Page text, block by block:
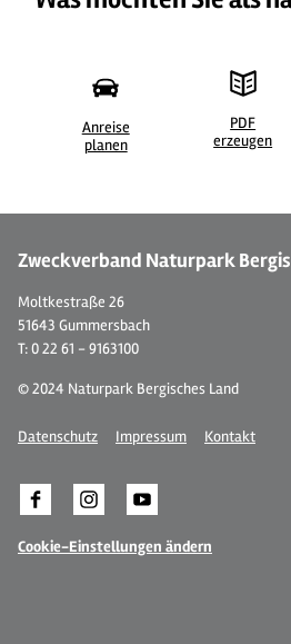
| Mareike Rottmann / Das Bergische
Anreise
planen
PDF
erzeugen
Zweckverband Naturpark
Moltkestraße 26
51643 Gummersbach
T: 0 22 61 - 9163100
© 2024 Naturpark Bergisches Land
Datenschutz Impressum Kontakt
Cookie-Einstellungen ändern